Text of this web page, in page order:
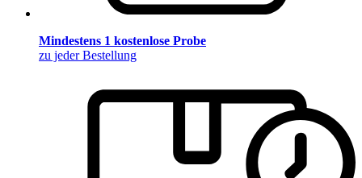
Mindestens 1 kostenlose Probe
zu jeder Bestellung